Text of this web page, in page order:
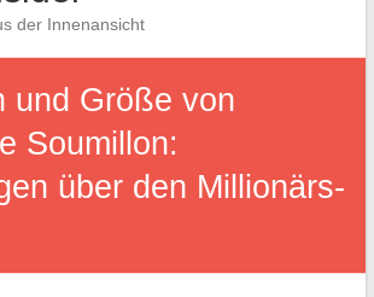
der Innenansicht
und Größe von
Soumillon:
über den Millionärs-